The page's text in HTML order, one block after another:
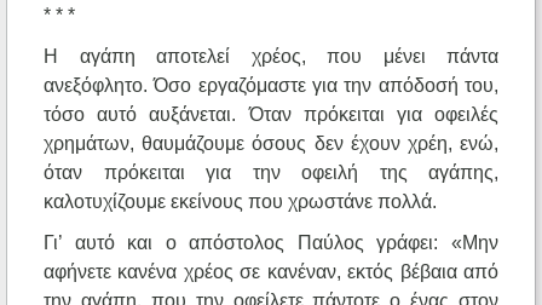
* * *
Η αγάπη αποτελεί χρέος, που μένει πάντα
ανεξόφλητο. Όσο εργαζόμαστε για την απόδοσή του,
τόσο αυτό αυξάνεται. Όταν πρόκειται για οφειλές
χρημάτων, θαυμάζουμε όσους δεν έχουν χρέη, ενώ,
όταν πρόκειται για την οφειλή της αγάπης,
καλοτυχίζουμε εκείνους που χρωστάνε πολλά.
Γι’ αυτό και ο απόστολος Παύλος γράφει: «Μην
αφήνετε κανένα χρέος σε κανέναν, εκτός βέβαια από